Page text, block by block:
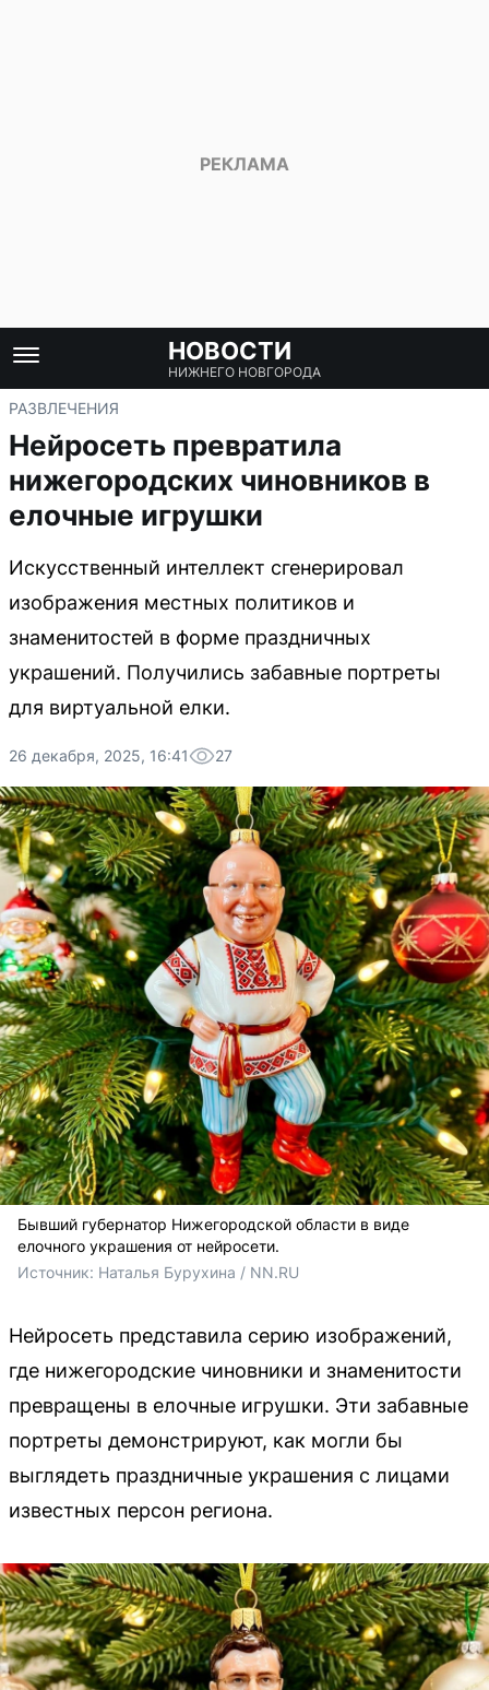
НОВОСТИ
НИЖНЕГО НОВГОРОДА
РАЗВЛЕЧЕНИЯ
Нейросеть превратила
нижегородских чиновников в
елочные игрушки
Искусственный интеллект сгенерировал
изображения местных политиков и
знаменитостей в форме праздничных
украшений. Получились забавные портреты
для виртуальной елки.
26 декабря, 2025, 16:41 27
Бывший губернатор Нижегородской области в виде
елочного украшения от нейросети.
Источник: Наталья Бурухина / NN.RU
Нейросеть представила серию изображений,
где нижегородские чиновники и знаменитости
превращены в елочные игрушки. Эти забавные
портреты демонстрируют, как могли бы
выглядеть праздничные украшения с лицами
известных персон региона.